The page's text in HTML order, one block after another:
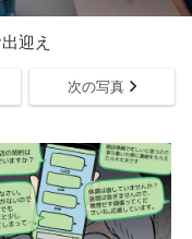
迎え
次の写真